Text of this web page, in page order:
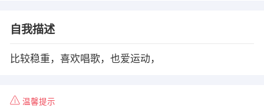
自我描述
比较稳重，喜欢唱歌，也爱运动，
温馨提示